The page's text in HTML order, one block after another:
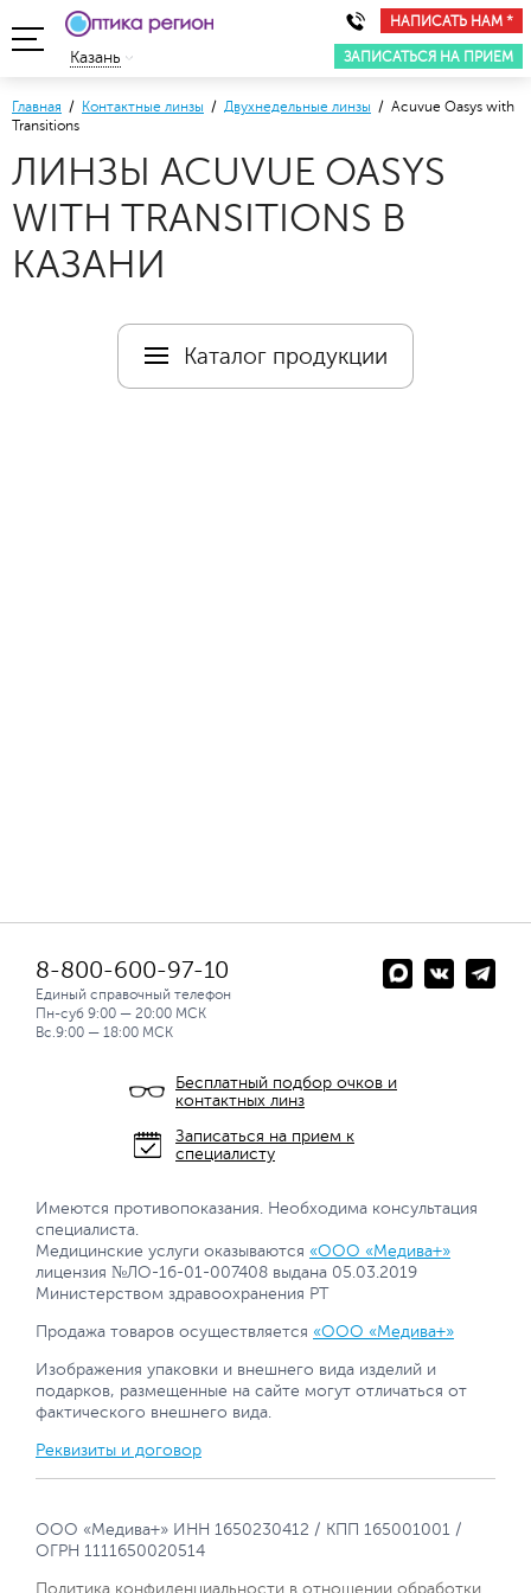
НАПИСАТЬ НАМ *
ЗАПИСАТЬСЯ НА ПРИЕМ
Казань
Главная / Контактные линзы / Двухнедельные линзы / Acuvue Oasys with
Transitions
ЛИНЗЫ ACUVUE OASYS
WITH TRANSITIONS В
КАЗАНИ
Каталог продукции
8-800-600-97-10
Единый справочный телефон
Пн-суб 9:00 — 20:00 МСК
Вс.9:00 — 18:00 МСК
Бесплатный подбор очков и
контактных линз
Записаться на прием к
специалисту
Имеются противопоказания. Необходима консультация
специалиста.
Медицинские услуги оказываются «ООО «Медива+»
лицензия №ЛО-16-01-007408 выдана 05.03.2019
Министерством здравоохранения РТ
Продажа товаров осуществляется «ООО «Медива+»
Изображения упаковки и внешнего вида изделий и
подарков, размещенные на сайте могут отличаться от
фактического внешнего вида.
Реквизиты и договор
ООО «Медива+» ИНН 1650230412 / КПП 165001001 /
ОГРН 1111650020514
Политика конфиденциальности в отношении обработки